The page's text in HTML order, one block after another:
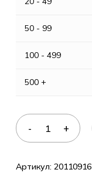
50 - 99
100 - 499
500 +
Артикул: